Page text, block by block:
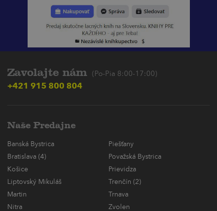
Zavolajte nám (Po-Pia 8:00-17:00)
+421 915 800 804
Naše Predajne
Banská Bystrica
Piešťany
Bratislava (4)
Považská Bystrica
Košice
Prievidza
Liptovský Mikuláš
Trenčín (2)
Martin
Trnava
Nitra
Zvolen